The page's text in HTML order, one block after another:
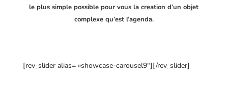
le plus simple possible pour vous la creation d’un objet
complexe qu’est l’agenda.
[rev_slider alias= »showcase-carousel9″][/rev_slider]